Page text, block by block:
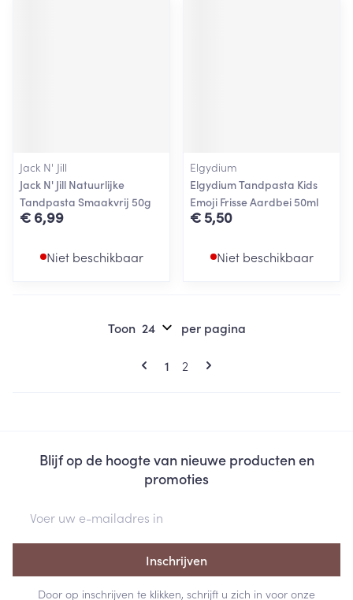
Jack N' Jill
Jack N' Jill Natuurlijke
Tandpasta Smaakvrij 50g
€ 6,99
Niet beschikbaar
Elgydium
Elgydium Tandpasta Kids
Emoji Frisse Aardbei 50ml
€ 5,50
Niet beschikbaar
Pagina's
U lees momenteel pagina
1 Pagina
2
Toon per pagina
Blijf op de hoogte van nieuwe producten en
promoties
Inschrijven
Door op inschrijven te klikken, schrijft u zich in voor onze